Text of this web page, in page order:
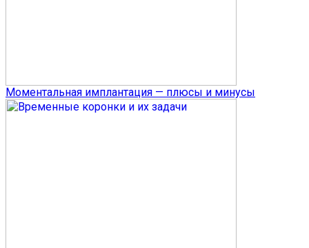
Моментальная имплантация — плюсы и минусы